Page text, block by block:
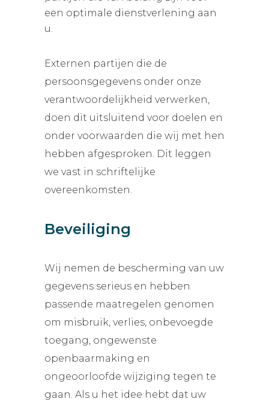
een optimale dienstverlening aan
u.
Externen partijen die de
persoonsgegevens onder onze
verantwoordelijkheid verwerken,
doen dit uitsluitend voor doelen en
onder voorwaarden die wij met hen
hebben afgesproken. Dit leggen
we vast in schriftelijke
overeenkomsten.
Beveiliging
Wij nemen de bescherming van uw
gegevens serieus en hebben
passende maatregelen genomen
om misbruik, verlies, onbevoegde
toegang, ongewenste
openbaarmaking en
ongeoorloofde wijziging tegen te
gaan. Als u het idee hebt dat uw